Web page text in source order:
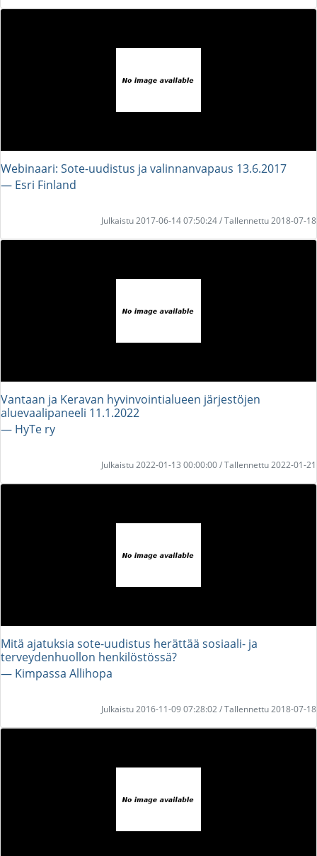
Webinaari: Sote-uudistus ja valinnanvapaus 13.6.2017
― Esri Finland
Julkaistu 2017-06-14 07:50:24 / Tallennettu 2018-07-18
Vantaan ja Keravan hyvinvointialueen järjestöjen
aluevaalipaneeli 11.1.2022
― HyTe ry
Julkaistu 2022-01-13 00:00:00 / Tallennettu 2022-01-21
Mitä ajatuksia sote-uudistus herättää sosiaali- ja
terveydenhuollon henkilöstössä?
― Kimpassa Allihopa
Julkaistu 2016-11-09 07:28:02 / Tallennettu 2018-07-18